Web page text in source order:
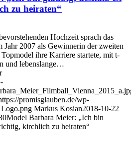
zu heiraten“
Hochzeit sprach das
Jahr 2007 als Gewinnerin der zweiten
ihre Karriere startete, mit t-
und lebenslange…
promisglauben.de/wp-
Markus Kosian2018-10-22
Model Barbara Meier: „Ich bin
kirchlich zu heiraten“